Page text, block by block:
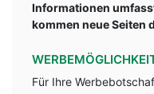
Informationen
kommen neue Seiten
Für Ihre